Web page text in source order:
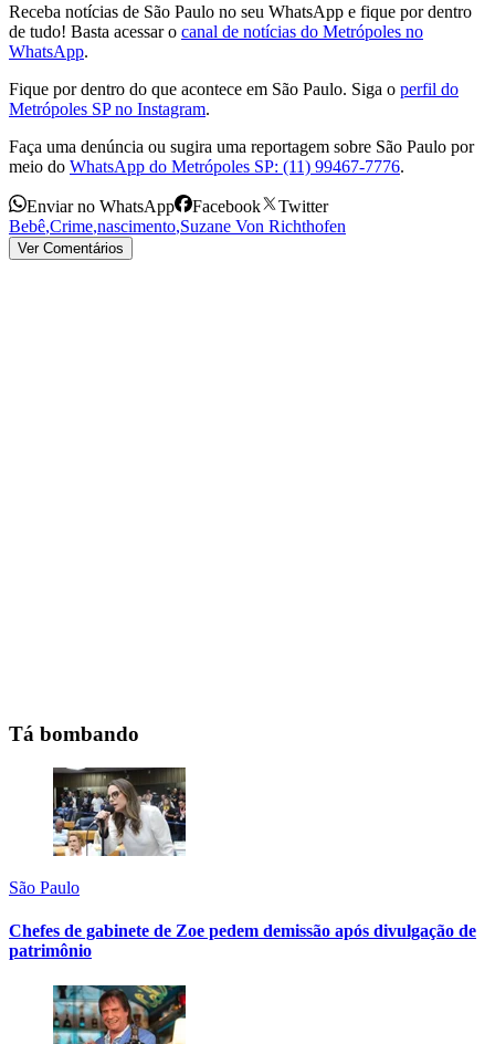
Receba notícias de São Paulo no seu WhatsApp e fique por dentro
de tudo! Basta acessar o canal de notícias do Metrópoles no
WhatsApp.
Fique por dentro do que acontece em São Paulo. Siga o perfil do
Metrópoles SP no Instagram.
Faça uma denúncia ou sugira uma reportagem sobre São Paulo por
meio do WhatsApp do Metrópoles SP: (11) 99467-7776.
Enviar no WhatsApp Facebook
Twitter
Bebê,Crime,nascimento,Suzane Von Richthofen
Ver Comentários
Tá bombando
São Paulo
Chefes de gabinete de Zoe pedem demissão após divulgação de
patrimônio